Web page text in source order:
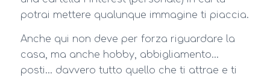
potrai mettere qualunque immagine ti piaccia.
Anche qui non deve per forza riguardare la
casa, ma anche hobby, abbigliamento…
posti… davvero tutto quello che ti attrae e ti